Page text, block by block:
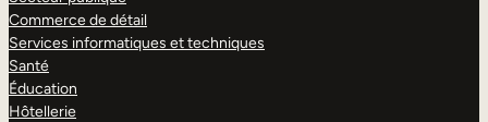
Commerce de détail
Services informatiques et techniques
Santé
Éducation
Hôtellerie